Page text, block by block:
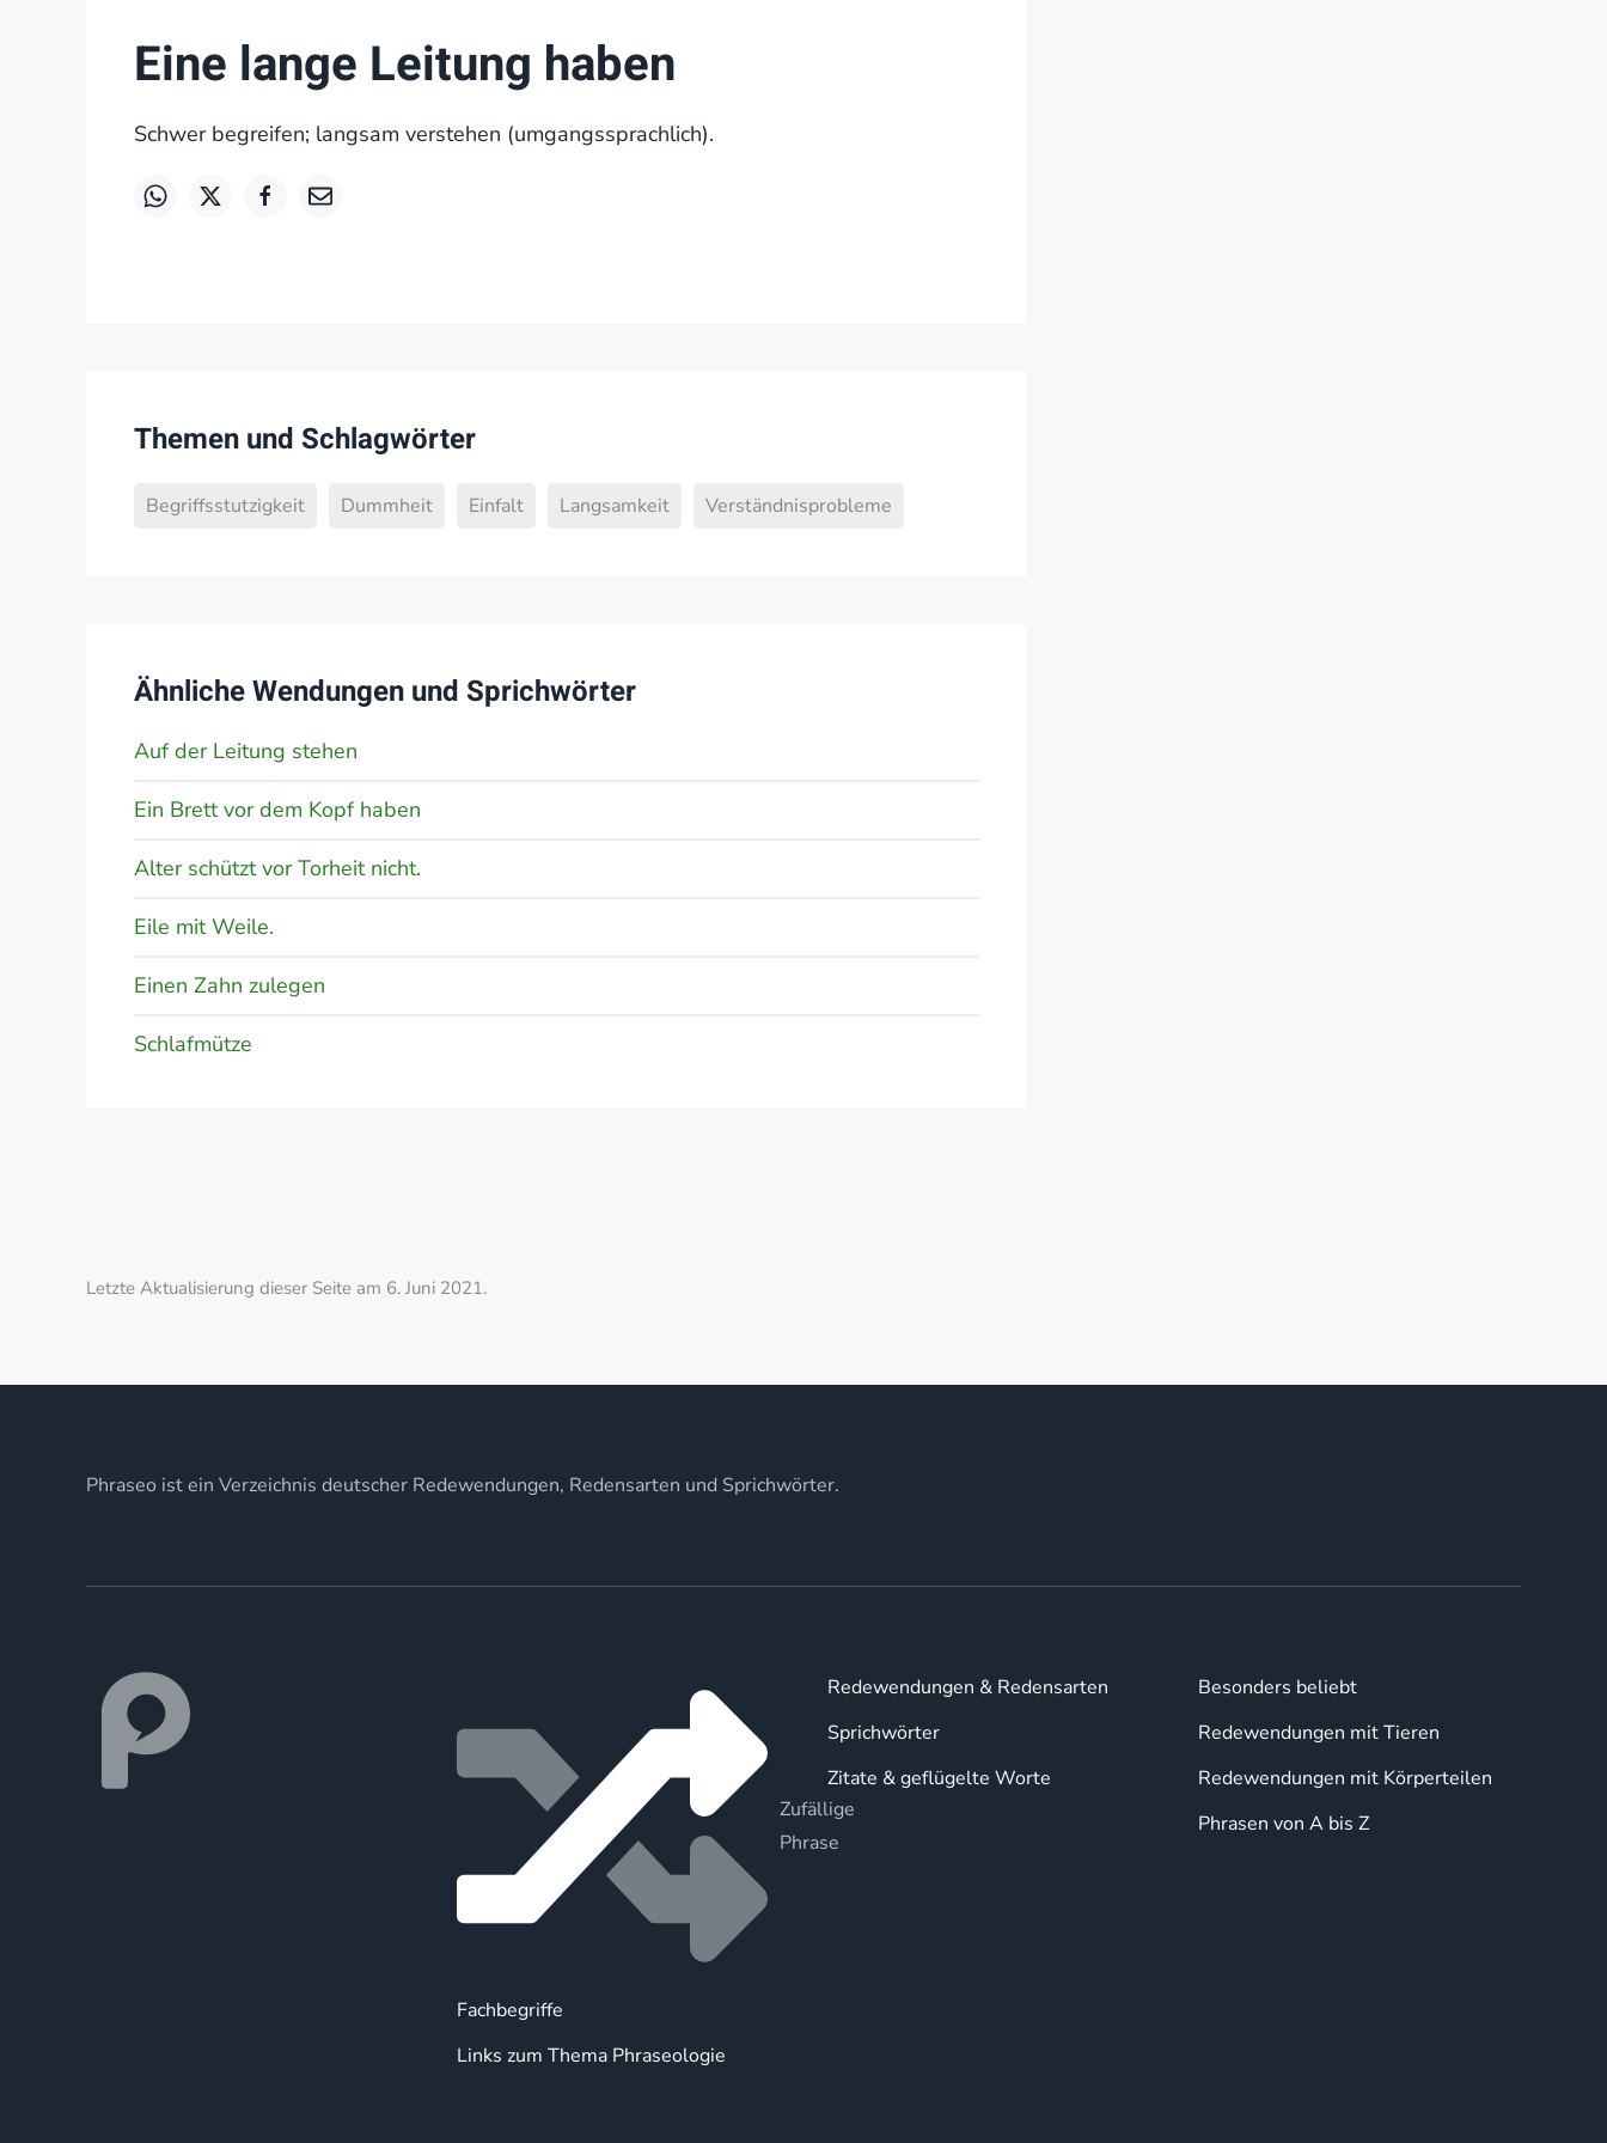
Eine lange Leitung haben
Schwer begreifen; langsam verstehen (umgangssprachlich).
Themen und Schlagwörter
Begriffsstutzigkeit Dummheit Einfalt Langsamkeit Verständnisprobleme
Ähnliche Wendungen und Sprichwörter
Auf der Leitung stehen
Ein Brett vor dem Kopf haben
Alter schützt vor Torheit nicht.
Eile mit Weile.
Einen Zahn zulegen
Schlafmütze
Letzte Aktualisierung dieser Seite am 6. Juni 2021.
Phraseo ist ein Verzeichnis deutscher Redewendungen, Redensarten und Sprichwörter.
Zufällige
Phrase
Fachbegriffe
Links zum Thema Phraseologie
Redewendungen & Redensarten
Sprichwörter
Zitate & geflügelte Worte
Besonders beliebt
Redewendungen mit Tieren
Redewendungen mit Körperteilen
Phrasen von A bis Z